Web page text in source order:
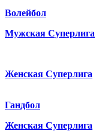
Волейбол
Мужская Суперлига
Женская Суперлига
Гандбол
Женская Суперлига